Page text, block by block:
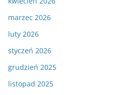
marzec 2026
luty 2026
styczeń 2026
grudzień 2025
listopad 2025